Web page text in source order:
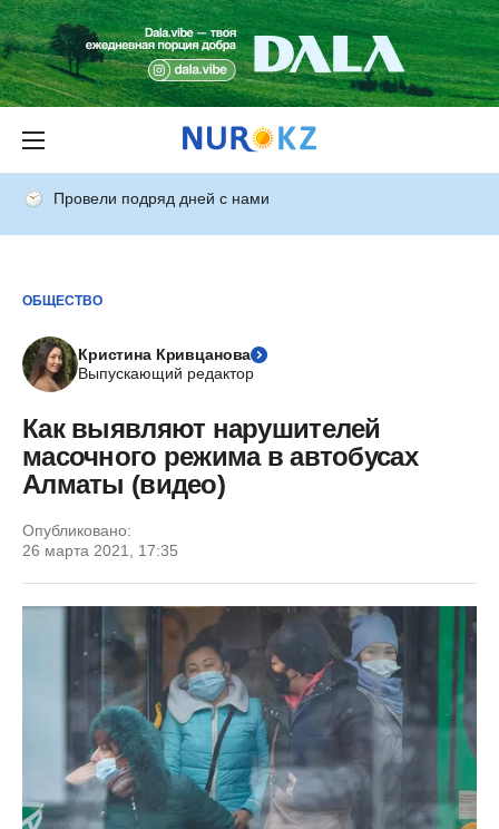
Провели подряд дней с нами
ОБЩЕСТВО
Кристина Кривцанова
Выпускающий редактор
Как выявляют нарушителей
масочного режима в автобусах
Алматы (видео)
Опубликовано:
26 марта 2021, 17:35